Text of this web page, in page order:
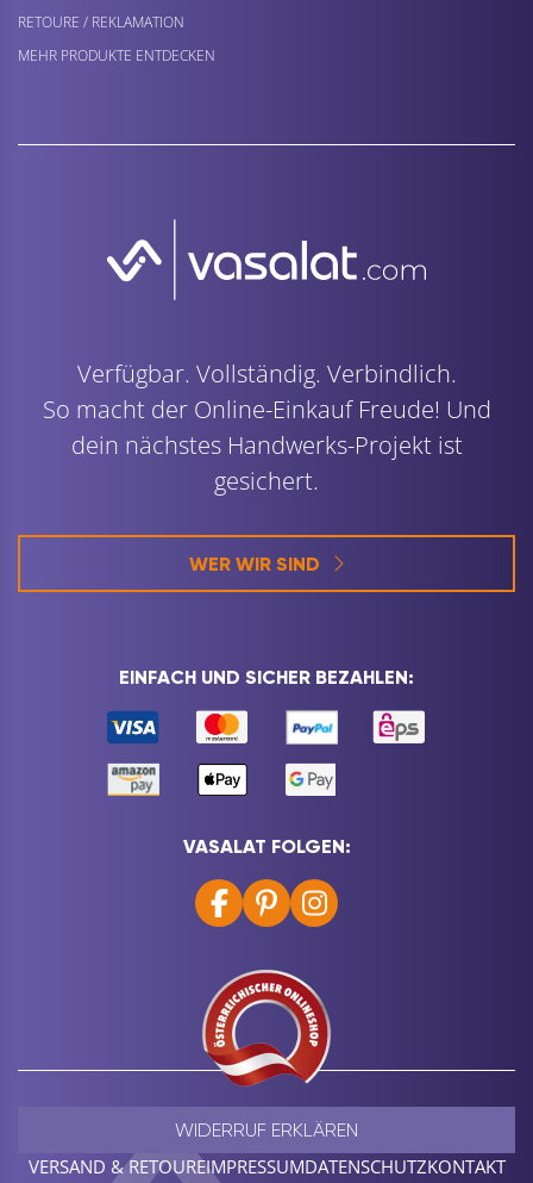
RETOURE / REKLAMATION
MEHR PRODUKTE ENTDECKEN
Verfügbar. Vollständig. Verbindlich.
So macht der Online-Einkauf Freude! Und
dein nächstes Handwerks-Projekt ist
gesichert.
WER WIR SIND
EINFACH UND SICHER BEZAHLEN:
VASALAT FOLGEN:
VERSAND & RETOUREIMPRESSUMDATENSCHUTZKONTAKT
WIDERRUF ERKLÄREN